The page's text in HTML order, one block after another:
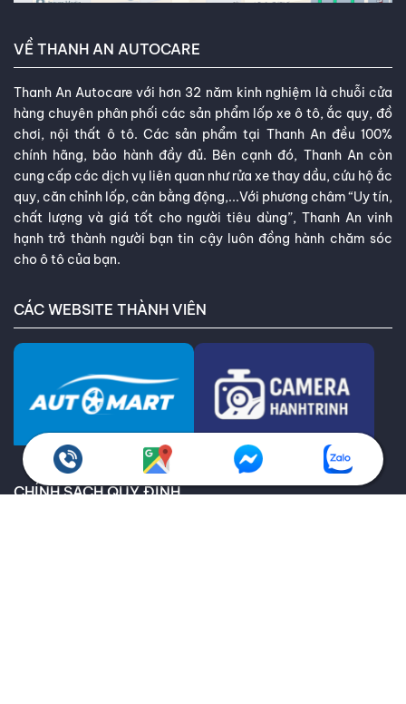
VỀ THANH AN AUTOCARE
Thanh An Autocare với hơn 32 năm kinh nghiệm là chuỗi cửa
hàng chuyên phân phối các sản phẩm lốp xe ô tô, ắc quy, đồ
chơi, nội thất ô tô. Các sản phẩm tại Thanh An đều 100%
chính hãng, bảo hành đầy đủ. Bên cạnh đó, Thanh An còn
cung cấp các dịch vụ liên quan như rửa xe thay dầu, cứu hộ ắc
quy, căn chỉnh lốp, cân bằng động,...Với phương châm “Uy tín,
chất lượng và giá tốt cho người tiêu dùng”, Thanh An vinh
hạnh trở thành người bạn tin cậy luôn đồng hành chăm sóc
cho ô tô của bạn.
CÁC WEBSITE THÀNH VIÊN
CHÍNH SÁCH QUY ĐỊNH